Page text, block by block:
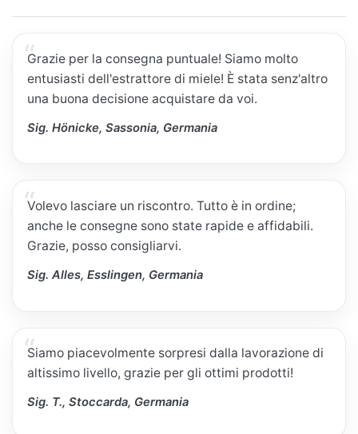
Grazie per la consegna puntuale! Siamo molto
entusiasti dell'estrattore di miele! È stata senz'altro
una buona decisione acquistare da voi.
Sig. Hönicke, Sassonia, Germania
Volevo lasciare un riscontro. Tutto è in ordine;
anche le consegne sono state rapide e affidabili.
Grazie, posso consigliarvi.
Sig. Alles, Esslingen, Germania
Siamo piacevolmente sorpresi dalla lavorazione di
altissimo livello, grazie per gli ottimi prodotti!
Sig. T., Stoccarda, Germania